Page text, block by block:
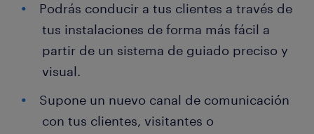
Podrás conducir a tus clientes a través de
tus instalaciones de forma más fácil a
partir de un sistema de guiado preciso y
visual.
Supone un nuevo canal de comunicación
con tus clientes, visitantes o